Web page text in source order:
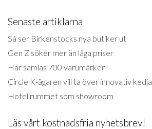
Senaste artiklarna
Så ser Birkenstocks nya butiker ut
Gen Z söker mer än låga priser
Här samlas 700 varumärken
Circle K-ägaren vill ta över innovativ kedja
Hotellrummet som showroom
Läs vårt kostnadsfria nyhetsbrev!